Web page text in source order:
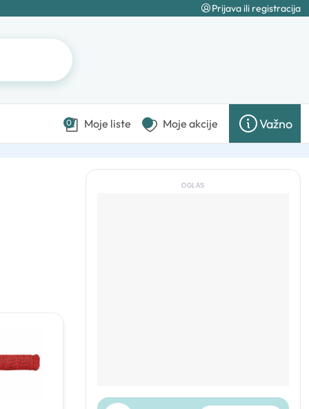
Prijava ili registracija
0 Moje liste Moje akcije Važno
OGLAS